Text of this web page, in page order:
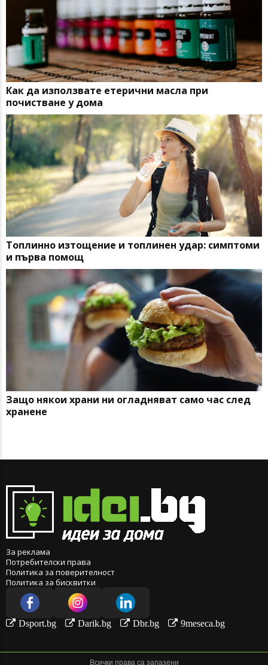
Как да използвате етерични масла при
почистване у дома
Топлинно изтощение и топлинен удар: симптоми
и първа помощ
Защо някои храни ни огладняват само час след
хранене
За реклама
Потребителски права
Политика за поверителност
Политика за бисквитки
Dsport.bg Darik.bg Dbr.bg 9meseca.bg
Всички права са запазени